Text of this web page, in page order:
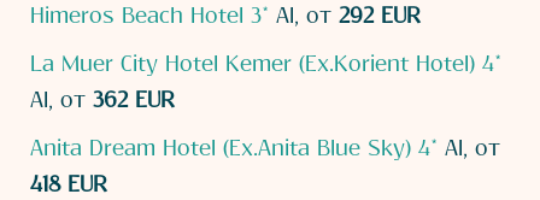
Himeros Beach Hotel 3* AI, от 292 EUR
La Muer City Hotel Kemer (Ex.Korient Hotel) 4*
AI, от 362 EUR
Anita Dream Hotel (Ex.Anita Blue Sky) 4* AI, от
418 EUR